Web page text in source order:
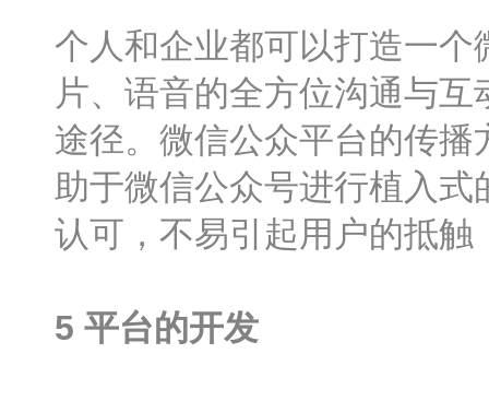
个人和企业都可以打造一
片、语音的全方位沟通与
途径。微信公众平台的传
助于微信公众号进行植入
认可，不易引起用户的抵
5 平台的开发